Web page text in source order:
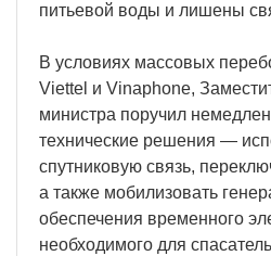
питьевой воды и лишены
В условиях массовых
Viettel и Vinaphone,
министра поручил
технические решения —
спутниковую связь,
а также мобилизовать
обеспечения временного
необходимого для